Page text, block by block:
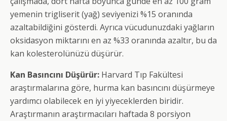
yemenin trigliserit (yağ) seviyenizi %15 oranında
azaltabildiğini gösterdi. Ayrıca vücudunuzdaki yağların
oksidasyon miktarını en az %33 oranında azaltır, bu da
kan kolesterolünüzü düşürür.
Kan Basıncını Düşürür: Harvard Tıp Fakültesi
araştırmalarına göre, hurma kan basıncını düşürmeye
yardımcı olabilecek en iyi yiyeceklerden biridir.
Araştırmanın araştırmacıları haftada 8 porsiyon